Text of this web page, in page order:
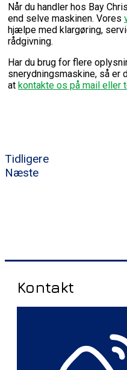
Når du handler hos Bay
end selve maskinen. Vores
hjælpe med klargøring,
rådgivning.
Har du brug for flere
snerydningsmaskine, så er
at kontakte os på mail eller
Tidligere
Næste
Kontakt